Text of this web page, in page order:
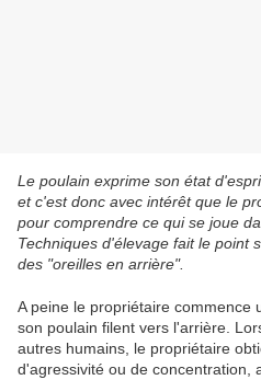
Le poulain exprime son état
et c'est donc avec intérêt que le
pour comprendre ce qui se joue
Techniques d'élevage fait le point
des "oreilles en arrière".
A peine le propriétaire commence
son poulain filent vers l'arrière.
autres humains, le propriétaire
d'agressivité ou de concentration,